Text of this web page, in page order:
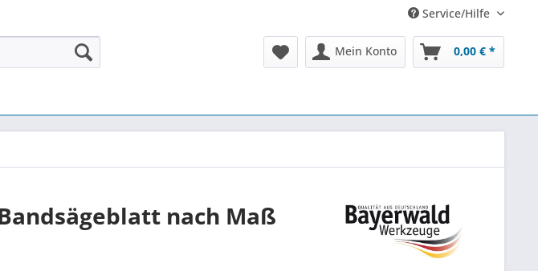
Service/Hilfe
Mein Konto 0,00 € *
Bandsägeblatt nach Maß